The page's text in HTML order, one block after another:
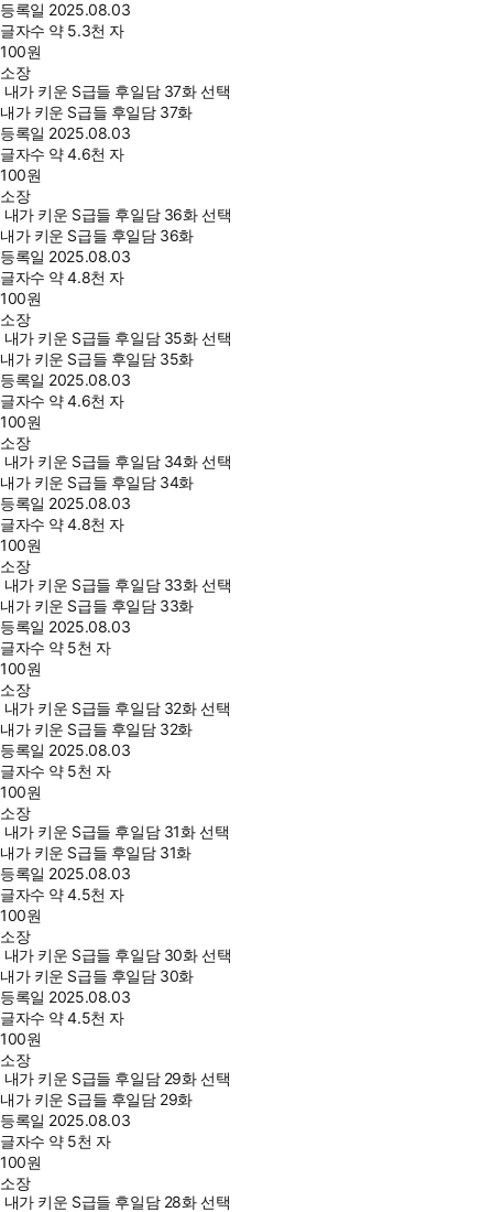
등록일 2025.08.03
글자수 약 5.3천 자
100원
소장
내가 키운 S급들 후일담 37화 선택
내가 키운 S급들 후일담 37화
등록일 2025.08.03
글자수 약 4.6천 자
100원
소장
내가 키운 S급들 후일담 36화 선택
내가 키운 S급들 후일담 36화
등록일 2025.08.03
글자수 약 4.8천 자
100원
소장
내가 키운 S급들 후일담 35화 선택
내가 키운 S급들 후일담 35화
등록일 2025.08.03
글자수 약 4.6천 자
100원
소장
내가 키운 S급들 후일담 34화 선택
내가 키운 S급들 후일담 34화
등록일 2025.08.03
글자수 약 4.8천 자
100원
소장
내가 키운 S급들 후일담 33화 선택
내가 키운 S급들 후일담 33화
등록일 2025.08.03
글자수 약 5천 자
100원
소장
내가 키운 S급들 후일담 32화 선택
내가 키운 S급들 후일담 32화
등록일 2025.08.03
글자수 약 5천 자
100원
소장
내가 키운 S급들 후일담 31화 선택
내가 키운 S급들 후일담 31화
등록일 2025.08.03
글자수 약 4.5천 자
100원
소장
내가 키운 S급들 후일담 30화 선택
내가 키운 S급들 후일담 30화
등록일 2025.08.03
글자수 약 4.5천 자
100원
소장
내가 키운 S급들 후일담 29화 선택
내가 키운 S급들 후일담 29화
등록일 2025.08.03
글자수 약 5천 자
100원
소장
내가 키운 S급들 후일담 28화 선택